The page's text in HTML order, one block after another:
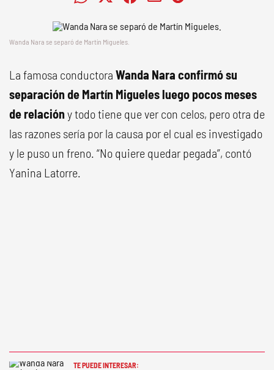
Wanda Nara se separó de Martín Migueles.
La famosa conductora Wanda Nara confirmó su
separación de Martín Migueles luego pocos meses
de relación y todo tiene que ver con celos, pero otra de
las razones sería por la causa por el cual es investigado
y le puso un freno. “No quiere quedar pegada”, contó
Yanina Latorre.
TE PUEDE INTERESAR: